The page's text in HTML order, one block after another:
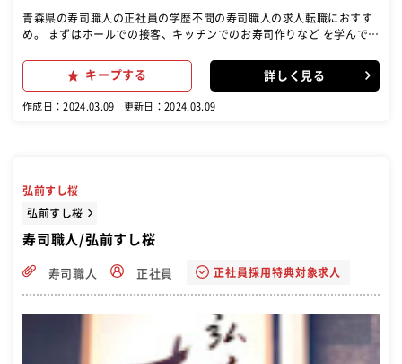
青森県の寿司職人の正社員の学歴不問の寿司職人の求人転職におすす
め。 まずはホールでの接客、キッチンでのお寿司作りなど を学んでい
ローでは「お客様の笑顔」 のためにチーム一丸となって店舗運営に取
り組んでい ます
キープする 詳しく見る
作成日：2024.03.09 更新日：2024.03.09
弘前すし桜
弘前すし桜
寿司職人/弘前すし桜
寿司職人 正社員 正社員採用特典対象求人